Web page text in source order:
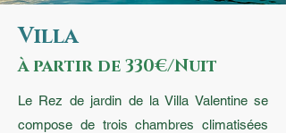
Villa
à partir de 330€/Nuit
Le Rez de jardin de la Villa Valentine se
compose de trois chambres climatisées